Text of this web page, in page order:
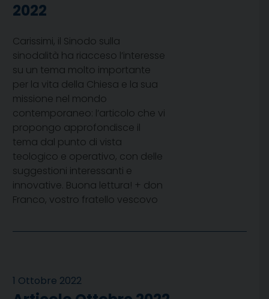
2022
Carissimi, il Sinodo sulla
sinodalità ha riacceso l’interesse
su un tema molto importante
per la vita della Chiesa e la sua
missione nel mondo
contemporaneo: l’articolo che vi
propongo approfondisce il
tema dal punto di vista
teologico e operativo, con delle
suggestioni interessanti e
innovative. Buona lettura! + don
Franco, vostro fratello vescovo
1 Ottobre 2022